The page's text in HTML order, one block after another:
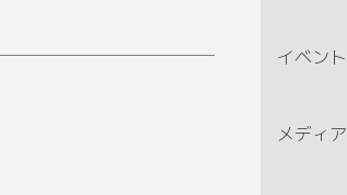
イベント
メディア